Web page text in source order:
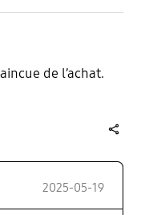
de l’achat.
2025-05-19